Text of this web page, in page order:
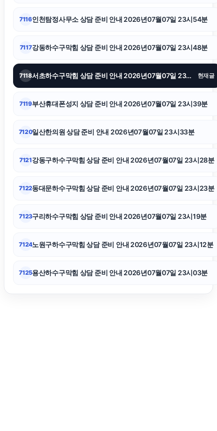
고양이보호소
이혼전문변호사
대구이혼전문변호사
인스타그램 좋아요 구매
7116인천탐정사무소 상담 준비 안내 2026년07월07일 23시54분
7117강동하수구막힘 상담 준비 안내 2026년07월07일 23시48분
7118 서초하수구막힘 상담 준비 안내 2026년07월07일 23시43분 현재글
7119부산휴대폰성지 상담 준비 안내 2026년07월07일 23시39분
7120일산한의원 상담 준비 안내 2026년07월07일 23시33분
7121강동구하수구막힘 상담 준비 안내 2026년07월07일 23시28분
7122동대문하수구막힘 상담 준비 안내 2026년07월07일 23시23분
7123구리하수구막힘 상담 준비 안내 2026년07월07일 23시19분
7124노원구하수구막힘 상담 준비 안내 2026년07월07일 23시12분
7125용산하수구막힘 상담 준비 안내 2026년07월07일 23시03분